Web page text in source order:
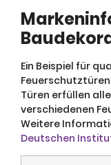
Ein Beispiel für
Türen erfüllen
verschiedenen
Weitere
Deutschen